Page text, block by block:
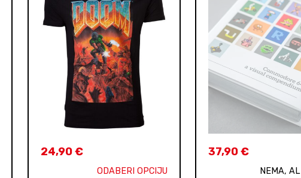
24,90€
ODABERI OPCIJU
37,90€
NEMA, ALI